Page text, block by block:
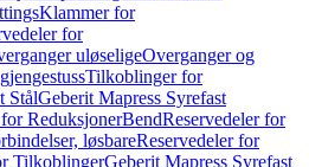
Klammer for
for
uløseligeOverganger og
Tilkoblinger for
StålGeberit Mapress Syrefast
ReduksjonerBendReservedeler for
løsbareReservedeler for
TilkoblingerGeberit Mapress Syrefast